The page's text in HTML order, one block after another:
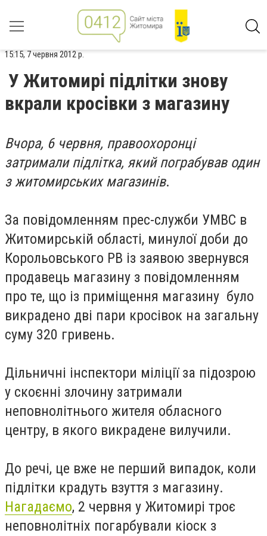
15:15, 7 червня 2012 р.
У Житомирі підлітки знову
вкрали кросівки з магазину
Вчора, 6 червня, правоохоронці
затримали підлітка, який пограбував один
з житомирських магазинів.
За повідомленням прес-служби УМВС в
Житомирській області, минулої доби до
Корольовського РВ із заявою звернувся
продавець магазину з повідомленням
про те, що із приміщення магазину було
викрадено дві пари кросівок на загальну
суму 320 гривень.
Дільничні інспектори міліції за підозрою
у скоєнні злочину затримали
неповнолітнього жителя обласного
центру, в якого викрадене вилучили.
До речі, це вже не перший випадок, коли
підлітки крадуть взуття з магазину.
Нагадаємо, 2 червня у Житомирі троє
неповнолітніх погарбували кіоск з